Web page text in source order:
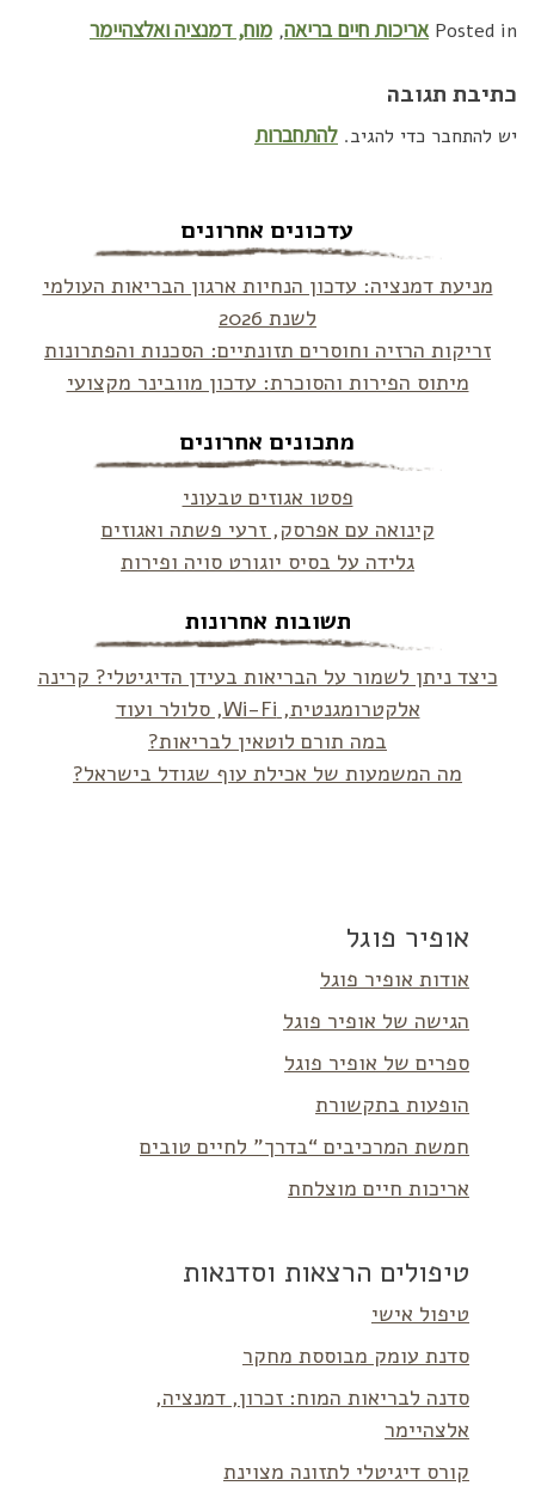
Posted in אריכות חיים בריאה, מוח, דמנציה ואלצהיימר
כתיבת תגובה
יש להתחבר כדי להגיב. להתחברות
עדכונים אחרונים
מניעת דמנציה: עדכון הנחיות ארגון הבריאות העולמי
לשנת 2026
זריקות הרזיה וחוסרים תזונתיים: הסכנות והפתרונות
מיתוס הפירות והסוכרת: עדכון מוובינר מקצועי
מתכונים אחרונים
פסטו אגוזים טבעוני
קינואה עם אפרסק, זרעי פשתה ואגוזים
גלידה על בסיס יוגורט סויה ופירות
תשובות אחרונות
כיצד ניתן לשמור על הבריאות בעידן הדיגיטלי? קרינה
אלקטרומגנטית, Wi-Fi, סלולר ועוד
במה תורם לוטאין לבריאות?
מה המשמעות של אכילת עוף שגודל בישראל?
אופיר פוגל
אודות אופיר פוגל
הגישה של אופיר פוגל
ספרים של אופיר פוגל
הופעות בתקשורת
חמשת המרכיבים “בדרך” לחיים טובים
אריכות חיים מוצלחת
טיפולים הרצאות וסדנאות
טיפול אישי
סדנת עומק מבוססת מחקר
סדנה לבריאות המוח: זכרון, דמנציה,
אלצהיימר
קורס דיגיטלי לתזונה מצוינת